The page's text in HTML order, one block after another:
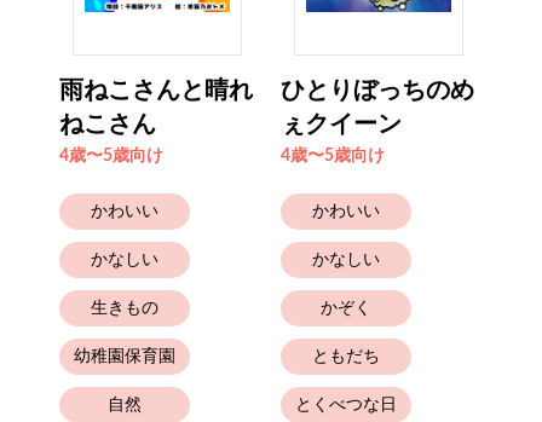
雨ねこさんと晴れ
ねこさん
4歳〜5歳向け
かわいい
かなしい
生きもの
幼稚園保育園
自然
ひとりぼっちのめ
ぇクイーン
4歳〜5歳向け
かわいい
かなしい
かぞく
ともだち
とくべつな日